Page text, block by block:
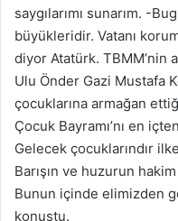
saygılarımı sunarım. -
büyükleridir. Vatanı
diyor Atatürk. TBMM’nin
Ulu Önder Gazi Mustafa
çocuklarına armağan
Çocuk Bayramı’nı en
Gelecek çocuklarındır
Barışın ve huzurun
Bunun içinde elimizden
konuştu.